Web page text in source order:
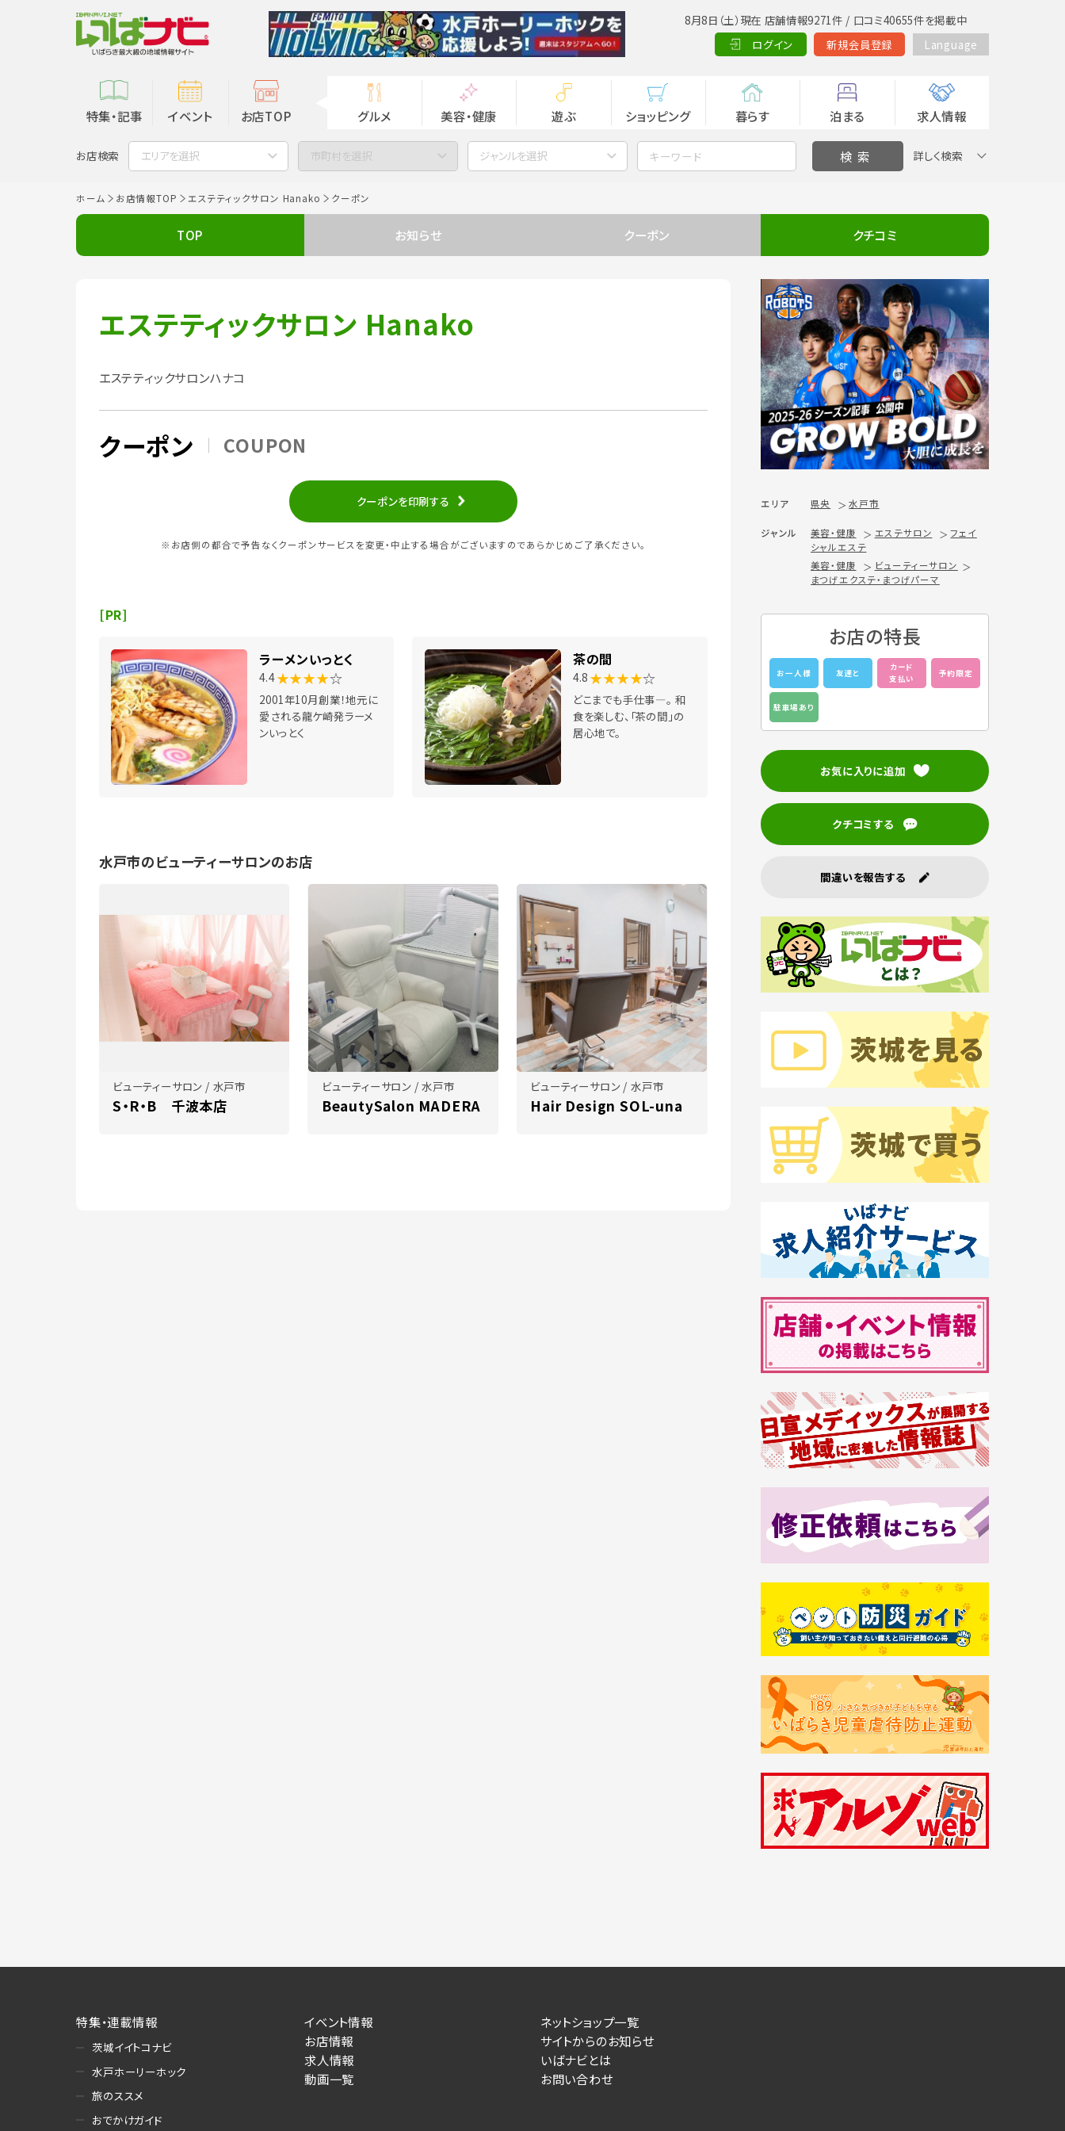
8月8日（土）現在 店舗情報9271件 / 口コミ40655件を掲載中
ログイン
新規会員登録 Language
特集・記事 イベント お店TOP グルメ 美容・健康 遊ぶ ショッピング 暮らす 泊まる 求人情報
お店検索 エリアを選択 市町村を選択 ジャンルを選択 詳しく検索
ホーム お店情報TOP エステティックサロン Hanako クーポン
TOP お知らせ クーポン クチコミ
エステティックサロン Hanako
エステティックサロンハナコ
クーポン COUPON
クーポンを印刷する
※お店側の都合で予告なくクーポンサービスを変更・中止する場合がございますのであらかじめご了承ください。
[PR]
ラーメンいっとく
4.4★★★★☆
2001年10月創業！地元に
愛される龍ケ崎発ラーメ
ンいっとく
茶の間
4.8 ★★★★☆
どこまでも手仕事―。 和
食を楽しむ、「茶の間」の
居心地で。
水戸市のビューティーサロンのお店
ビューティーサロン / 水戸市
S・R・B 千波本店
ビューティーサロン / 水戸市
BeautySalon MADERA
ビューティーサロン / 水戸市
Hair Design SOL-una
エリア 県央 水戸市
ジャンル 美容・健康 エステサロン
フェイ
シャルエステ
美容・健康
ビューティーサロン
まつげエクステ・まつげパーマ
お店の特長
お一人様 友達と
カード
支払い
予約限定
駐車場あり
お気に入りに追加
クチコミする
間違いを報告する
特集・連載情報
茨城イイトコナビ
水戸ホーリーホック
旅のススメ
おでかけガイド
イベント情報
お店情報
求人情報
動画一覧
ネットショップ一覧
サイトからのお知らせ
いばナビとは
お問い合わせ